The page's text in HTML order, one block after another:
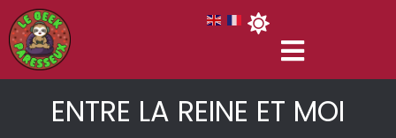
ENTRE LA REINE ET MOI